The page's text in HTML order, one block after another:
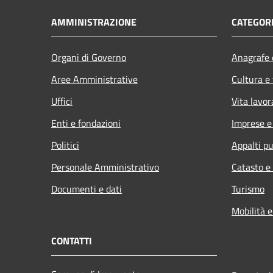
AMMINISTRAZIONE
Organi di Governo
Aree Amministrative
Uffici
Enti e fondazioni
Politici
Personale Amministrativo
Documenti e dati
Cultura
Vita
Imprese
Appalti
Catasto
Turismo
Mobilità
CONTATTI